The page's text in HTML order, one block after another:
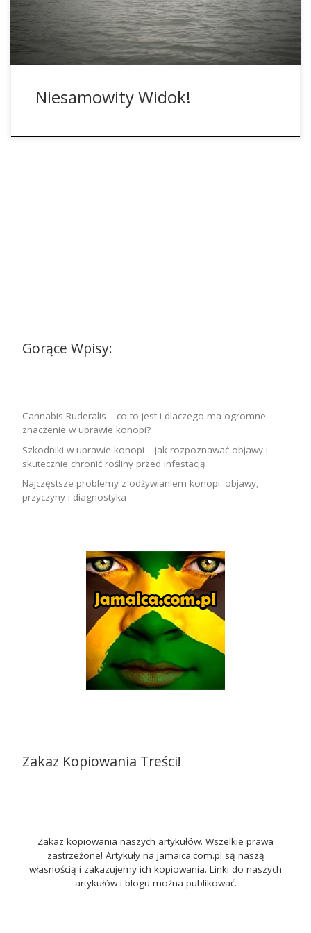
zbiornik wodny w Chiapas. Ruiny stały się nową atrakcją […]
Niesamowity Widok!
Gorące Wpisy:
Cannabis Ruderalis – co to jest i dlaczego ma ogromne
znaczenie w uprawie konopi?
Szkodniki w uprawie konopi – jak rozpoznawać objawy i
skutecznie chronić rośliny przed infestacją
Najczęstsze problemy z odżywianiem konopi: objawy,
przyczyny i diagnostyka
Zakaz Kopiowania Treści!
Zakaz kopiowania naszych artykułów. Wszelkie prawa
zastrzeżone! Artykuły na jamaica.com.pl są naszą
własnością i zakazujemy ich kopiowania. Linki do naszych
artykułów i blogu można publikować.